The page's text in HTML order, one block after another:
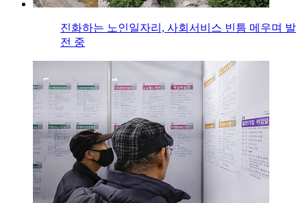
진화하는 노인일자리, 사회서비스 빈틈 메우며 발
전 중